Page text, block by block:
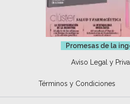
Promesas de la
Aviso Legal y
Términos y Condiciones